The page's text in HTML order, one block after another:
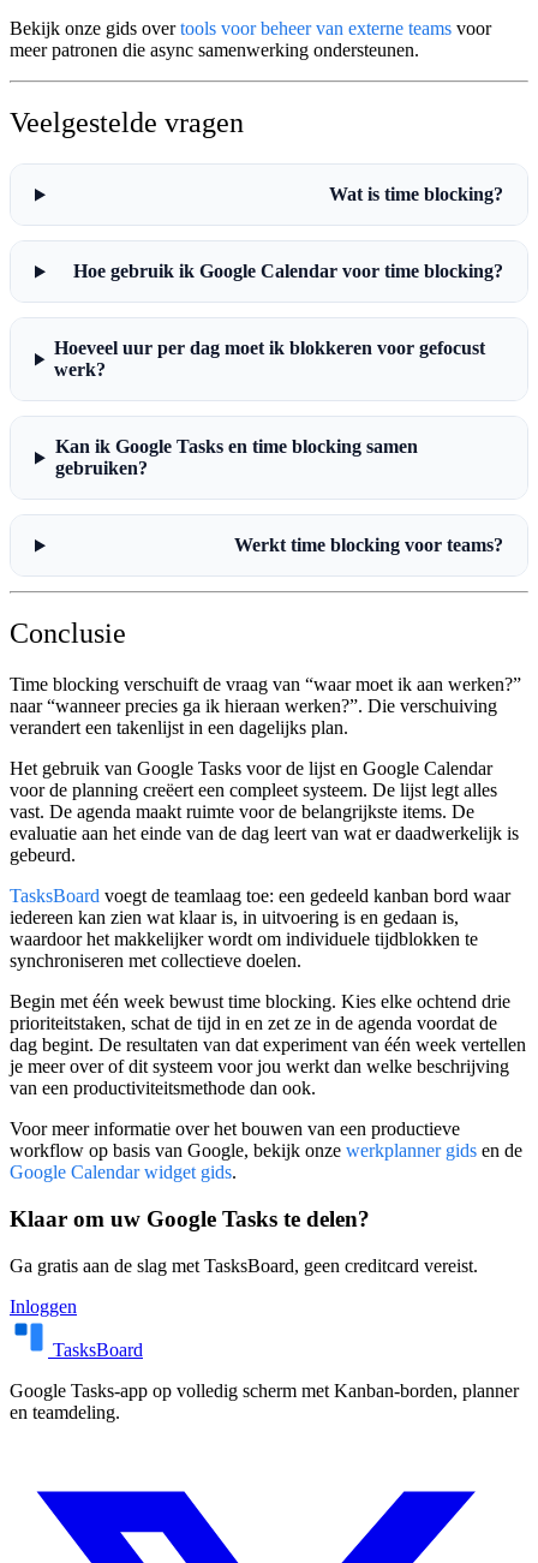
Bekijk onze gids overtools voor beheer van externe teams voor
meer patronen die async samenwerking ondersteunen.
Veelgestelde vragen
Wat is time blocking?
Hoe gebruik ik Google Calendar voor time blocking?
Hoeveel uur per dag moet ik blokkeren voor gefocust
werk?
Kan ik Google Tasks en time blocking samen
gebruiken?
Werkt time blocking voor teams?
Conclusie
Time blocking verschuift de vraag van “waar moet ik aan werken?”
naar “wanneer precies ga ik hieraan werken?”. Die verschuiving
verandert een takenlijst in een dagelijks plan.
Het gebruik van Google Tasks voor de lijst en Google Calendar
voor de planning creëert een compleet systeem. De lijst legt alles
vast. De agenda maakt ruimte voor de belangrijkste items. De
evaluatie aan het einde van de dag leert van wat er daadwerkelijk is
gebeurd.
TasksBoard voegt de teamlaag toe: een gedeeld kanban bord waar
iedereen kan zien wat klaar is, in uitvoering is en gedaan is,
waardoor het makkelijker wordt om individuele tijdblokken te
synchroniseren met collectieve doelen.
Begin met één week bewust time blocking. Kies elke ochtend drie
prioriteitstaken, schat de tijd in en zet ze in de agenda voordat de
dag begint. De resultaten van dat experiment van één week vertellen
je meer over of dit systeem voor jou werkt dan welke beschrijving
van een productiviteitsmethode dan ook.
Voor meer informatie over het bouwen van een productieve
workflow op basis van Google, bekijk onze werkplanner gids en de
Google Calendar widget gids.
Klaar om uw Google Tasks te delen?
Ga gratis aan de slag met TasksBoard, geen creditcard vereist.
Inloggen
TasksBoard
Google Tasks-app op volledig scherm met Kanban-borden, planner
en teamdeling.